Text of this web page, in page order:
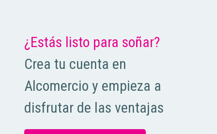
¿Estás listo para soñar?
Crea tu cuenta en
Alcomercio y empieza a
disfrutar de las ventajas